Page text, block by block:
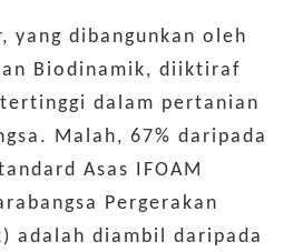
yang dibangunkan oleh
Biodinamik, diiktiraf
dalam pertanian
Malah, 67% daripada
Asas IFOAM
Pergerakan
adalah diambil daripada